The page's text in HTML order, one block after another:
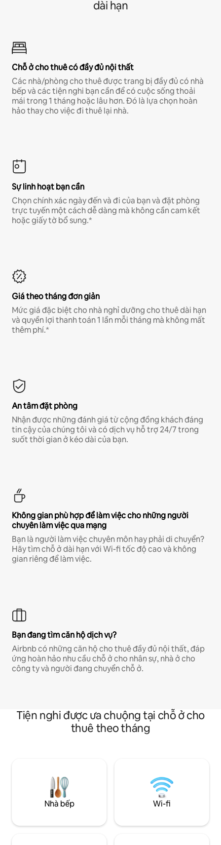
dài hạn
Chỗ ở cho thuê có đầy đủ nội thất
Các nhà/phòng cho thuê được trang bị đầy đủ có nhà
bếp và các tiện nghi bạn cần để có cuộc sống thoải
mái trong 1 tháng hoặc lâu hơn. Đó là lựa chọn hoàn
hảo thay cho việc đi thuê lại nhà.
Sự linh hoạt bạn cần
Chọn chính xác ngày đến và đi của bạn và đặt phòng
trực tuyến một cách dễ dàng mà không cần cam kết
hoặc giấy tờ bổ sung.*
Giá theo tháng đơn giản
Mức giá đặc biệt cho nhà nghỉ dưỡng cho thuê dài hạn
và quyền lợi thanh toán 1 lần mỗi tháng mà không mất
thêm phí.*
An tâm đặt phòng
Nhận được những đánh giá từ cộng đồng khách đáng
tin cậy của chúng tôi và có dịch vụ hỗ trợ 24/7 trong
suốt thời gian ở kéo dài của bạn.
Không gian phù hợp để làm việc cho những người
chuyên làm việc qua mạng
Bạn là người làm việc chuyên môn hay phải di chuyển?
Hãy tìm chỗ ở dài hạn với Wi-fi tốc độ cao và không
gian riêng để làm việc.
Bạn đang tìm căn hộ dịch vụ?
Airbnb có những căn hộ cho thuê đầy đủ nội thất, đáp
ứng hoàn hảo nhu cầu chỗ ở cho nhân sự, nhà ở cho
công ty và người đang chuyển chỗ ở.
Tiện nghi được ưa chuộng tại chỗ ở cho
thuê theo tháng
Nhà bếp Wi-fi